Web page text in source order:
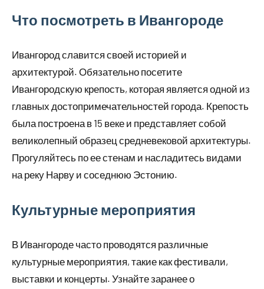
Что посмотреть в Ивангороде
Ивангород славится своей историей и
архитектурой. Обязательно посетите
Ивангородскую крепость, которая является одной из
главных достопримечательностей города. Крепость
была построена в 15 веке и представляет собой
великолепный образец средневековой архитектуры.
Прогуляйтесь по ее стенам и насладитесь видами
на реку Нарву и соседнюю Эстонию.
Культурные мероприятия
В Ивангороде часто проводятся различные
культурные мероприятия, такие как фестивали,
выставки и концерты. Узнайте заранее о